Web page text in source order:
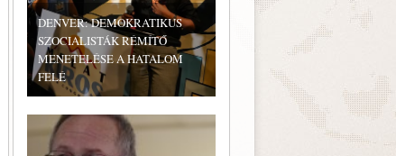
DENVER: DEMOKRATIKUS
SZOCIALISTÁK RÉMÍTŐ
MENETELÉSE A HATALOM
FELÉ